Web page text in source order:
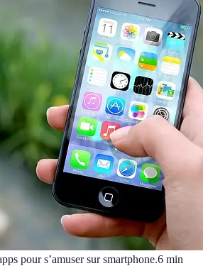
pour s’amuser sur smartphone.6 min